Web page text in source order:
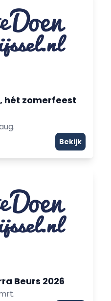
hét zomerfeest
Bekijk
Beurs 2026